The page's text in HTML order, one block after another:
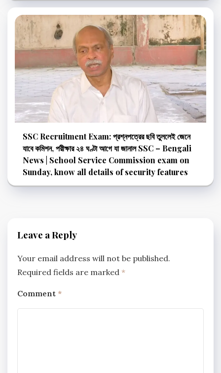
SSC Recruitment Exam: প্রশ্নপত্রের ছবি তুললেই জেনে
যাবে কমিশন, পরীক্ষার ২৪ ঘণ্টা আগে যা জানাল SSC – Bengali
News | School Service Commission exam on
Sunday, know all details of security features
Leave a Reply
Your email address will not be published.
Required fields are marked *
Comment *